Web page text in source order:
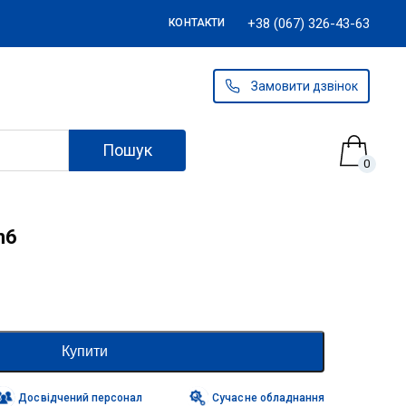
КОНТАКТИ +38 (067) 326-43-63
Замовити дзвінок
Пошук
0
Купити
Досвідчений персонал Сучасне обладнання